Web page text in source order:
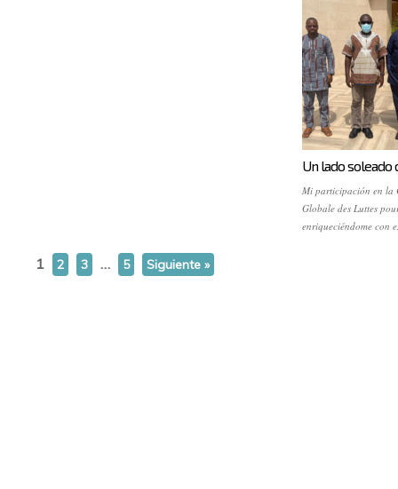
Un lado soleado
Mi participación en la
Globale des Luttes
enriqueciéndome con
1 2 3 … 5 Siguiente »